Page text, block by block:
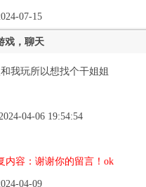
07-15
戏，聊天
我玩所以想找个干姐姐
04-06 19:54:54
内容：谢谢你的留言！ok
04-09